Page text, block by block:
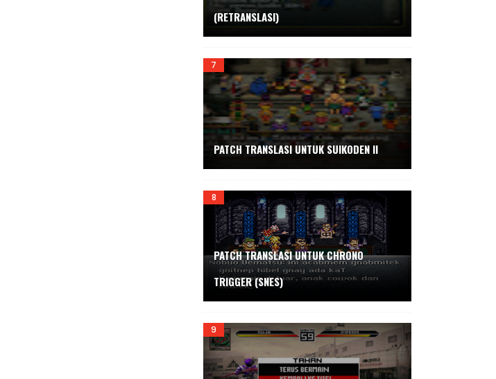
(RETRANSLASI)
PATCH TRANSLASI UNTUK SUIKODEN II
PATCH TRANSLASI UNTUK CHRONO
TRIGGER (SNES)